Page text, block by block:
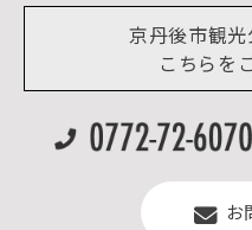
デジタル観光パンフレ
リアルタイム道路情報
よくある質問
京丹後市観
こちらを
お